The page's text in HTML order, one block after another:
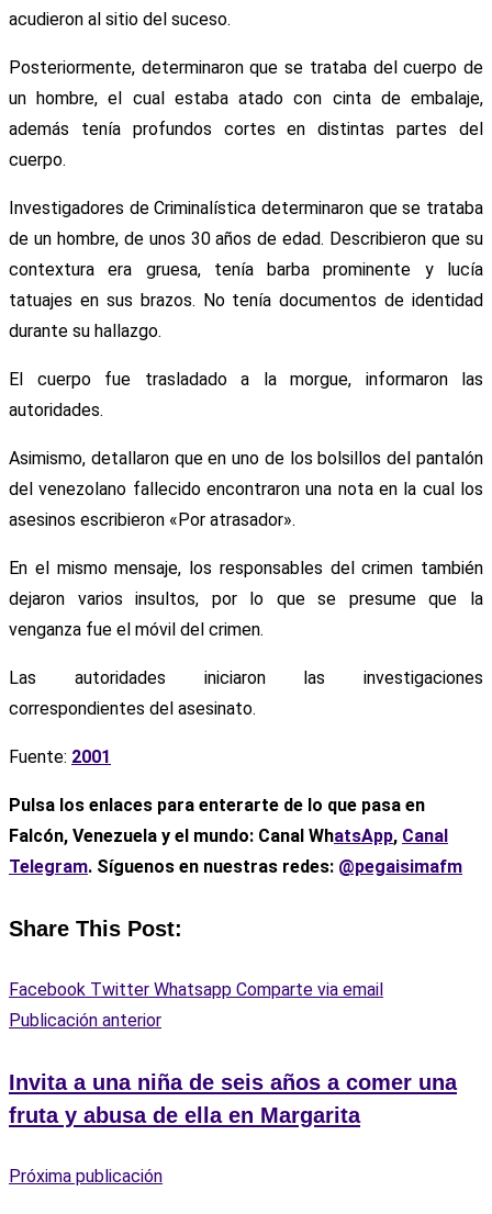
acudieron al sitio del suceso.
Posteriormente, determinaron que se trataba del cuerpo de
un hombre, el cual estaba atado con cinta de embalaje,
además tenía profundos cortes en distintas partes del
cuerpo.
Investigadores de Criminalística determinaron que se trataba
de un hombre, de unos 30 años de edad. Describieron que su
contextura era gruesa, tenía barba prominente y lucía
tatuajes en sus brazos. No tenía documentos de identidad
durante su hallazgo.
El cuerpo fue trasladado a la morgue, informaron las
autoridades.
Asimismo, detallaron que en uno de los bolsillos del pantalón
del venezolano fallecido encontraron una nota en la cual los
asesinos escribieron «Por atrasador».
En el mismo mensaje, los responsables del crimen también
dejaron varios insultos, por lo que se presume que la
venganza fue el móvil del crimen.
Las autoridades iniciaron las investigaciones
correspondientes del asesinato.
Fuente: 2001
Pulsa los enlaces para enterarte de lo que pasa en
Falcón, Venezuela y el mundo: Canal WhatsApp, Canal
Telegram. Síguenos en nuestras redes: @pegaisimafm
Share This Post:
Facebook Twitter Whatsapp Comparte via email
Publicación anterior
Invita a una niña de seis años a comer una
fruta y abusa de ella en Margarita
Próxima publicación